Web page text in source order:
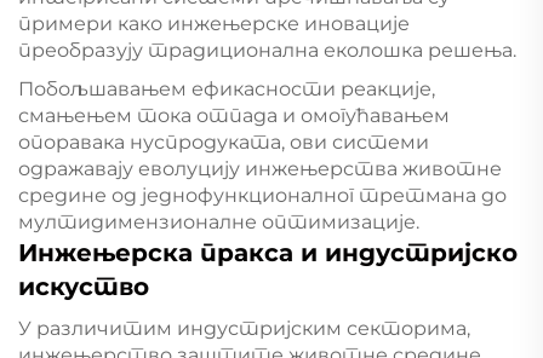
примери како инжењерске иновације
преобразују традиционална еколошка решења.
Побољшавањем ефикасности реакције,
смањењем тока отпада и омогућавањем
опоравака нуспродуката, ови системи
одражавају еволуцију инжењерства животне
средине од једнофункционалног третмана до
мултидимензионалне оптимизације.
Инжењерска пракса и индустријско
искуство
У различитим индустријским секторима,